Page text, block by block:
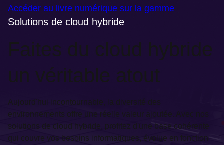
Accéder au livre numérique sur la gamme
Solutions de cloud hybride
Faites du cloud hybride
un véritable atout
Aujourd'hui incontournable, la diversité des
environnements offre une réelle valeur ajoutée. Avec nos
solutions de cloud hybride, profitez d'une base cohérente
qui couvre vos besoins informatiques, évolue en fonction